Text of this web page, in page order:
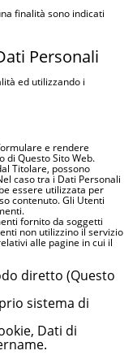
finalità sono indicati
Personali
ed utilizzando i
e rendere
di Questo Sito Web.
Titolare, possono
caso tra i Dati Personali
essere utilizzata per
contenuto. Gli Utenti
fornito da soggetti
non utilizzino il servizio
alle pagine in cui il
diretto (Questo
sistema di
Dati di